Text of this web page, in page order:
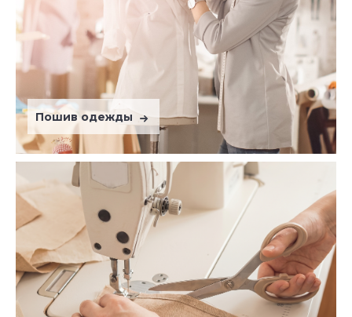
Пошив одежды